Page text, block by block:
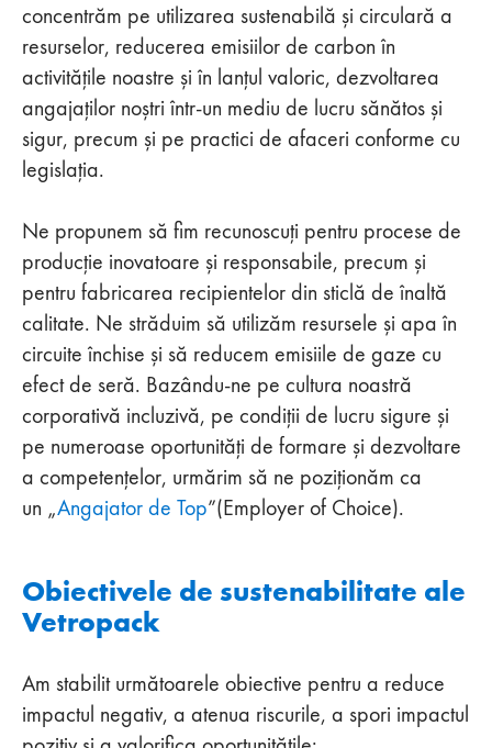
concentrăm pe utilizarea sustenabilă și circulară a
resurselor, reducerea emisiilor de carbon în
activitățile noastre și în lanțul valoric, dezvoltarea
angajaților noștri într-un mediu de lucru sănătos și
sigur, precum și pe practici de afaceri conforme cu
legislația.
Ne propunem să fim recunoscuți pentru procese de
producție inovatoare și responsabile, precum și
pentru fabricarea recipientelor din sticlă de înaltă
calitate. Ne străduim să utilizăm resursele și apa în
circuite închise și să reducem emisiile de gaze cu
efect de seră. Bazându-ne pe cultura noastră
corporativă incluzivă, pe condiții de lucru sigure și
pe numeroase oportunități de formare și dezvoltare
a competențelor, urmărim să ne poziționăm ca
un „Angajator de Top”(Employer of Choice).
Obiectivele de sustenabilitate ale
Vetropack
Am stabilit următoarele obiective pentru a reduce
impactul negativ, a atenua riscurile, a spori impactul